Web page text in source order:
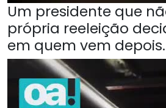
Um presidente que
própria reeleição
em quem vem depois.